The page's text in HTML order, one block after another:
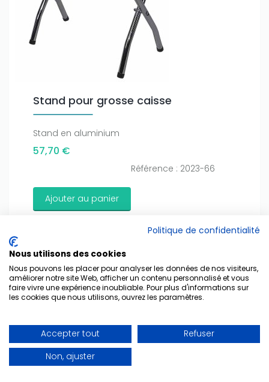
Stand pour grosse caisse
Stand en aluminium
57,70 €
Référence : 2023-66
Ajouter au panier
Only play atJoo casinoif you really want to win a huge
amount on your credits!
Politique de confidentialité
Nous utilisons des cookies
Nous pouvons les placer pour analyser les données de nos visiteurs,
améliorer notre site Web, afficher un contenu personnalisé et vous
faire vivre une expérience inoubliable. Pour plus d'informations sur
les cookies que nous utilisons, ouvrez les paramètres.
Accepter tout
Refuser
Non, ajuster